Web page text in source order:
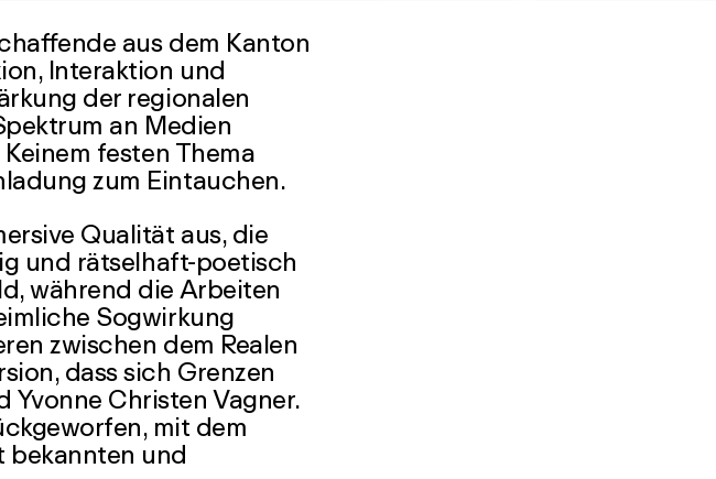
aus dem Kanton
Interaktion und
der regionalen
an Medien
festen Thema
zum Eintauchen.
Qualität aus, die
und rätselhaft-poetisch
während die Arbeiten
Sogwirkung
zwischen dem Realen
dass sich Grenzen
Yvonne Christen Vagner.
mit dem
bekannten und